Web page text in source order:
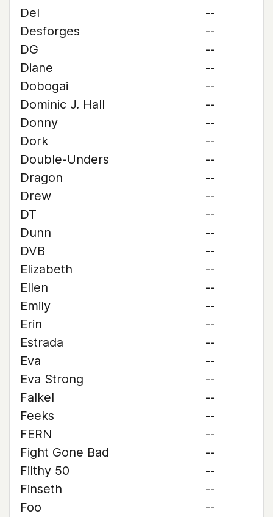
Del
--
Desforges
--
DG
--
Diane
--
Dobogai
--
Dominic J. Hall
--
Donny
--
Dork
--
Double-Unders
--
Dragon
--
Drew
--
DT
--
Dunn
--
DVB
--
Elizabeth
--
Ellen
--
Emily
--
Erin
--
Estrada
--
Eva
--
Eva Strong
--
Falkel
--
Feeks
--
FERN
--
Fight Gone Bad
--
Filthy 50
--
Finseth
--
Foo
--